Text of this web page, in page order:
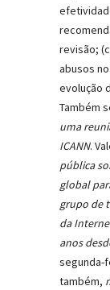
revisão;
abusos
evolução
Também
uma
ICANN.
pública
global
grupo de
da
anos
segunda-
também,